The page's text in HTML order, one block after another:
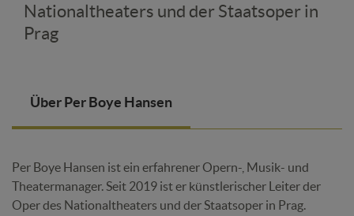
Nationaltheaters und der Staatsoper in
Prag
Über Per Boye Hansen
Per Boye Hansen ist ein erfahrener Opern-, Musik- und
Theatermanager. Seit 2019 ist er künstlerischer Leiter der
Oper des Nationaltheaters und der Staatsoper in Prag.